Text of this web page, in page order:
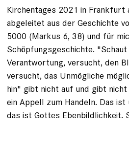
Kirchentages 2021 in Frankfurt
abgeleitet aus der Geschichte
5000 (Markus 6, 38) und für
Schöpfungsgeschichte.
Verantwortung, versucht, den
versucht, das Unmögliche
hin" gibt nicht auf und gibt
ein Appell zum Handeln. Das
das ist Gottes Ebenbildlichkeit.